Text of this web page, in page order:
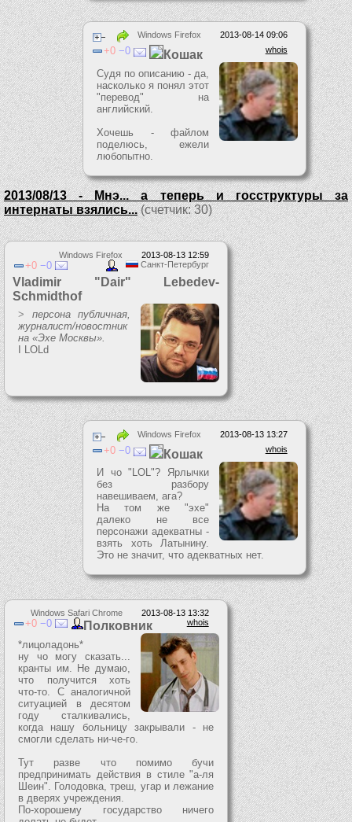
2013-08-14 09:06
Windows Firefox
whois
0 0 Кошак
Судя по описанию - да,
насколько я понял этот
"перевод" на
английский.
Хочешь - файлом
поделюсь, ежели
любопытно.
2013/08/13 - Мнэ... а теперь и госструктуры за
интернаты взялись...(счетчик: 30)
2013-08-13 12:59
Windows Firefox
Санкт-Петербург
0 0
Vladimir "Dair" Lebedev-
Schmidthof
> персона публичная,
журналист/новостник
на «Эхе Москвы».
I LOLd
2013-08-13 13:27
Windows Firefox
whois
0 0 Кошак
И чо "LOL"? Ярлычки
без разбору
навешиваем, ага?
На том же "эхе"
далеко не все
персонажи адекватны -
взять хоть Латынину.
Это не значит, что адекватных нет.
2013-08-13 13:32
Windows Safari Chrome
whois
0 0 Полковник
*лицоладонь*
ну чо могу сказать...
кранты им. Не думаю,
что получится хоть
что-то. С аналогичной
ситуацией в десятом
году сталкивались,
когда нашу больницу закрывали - не
смогли сделать ни-че-го.
Тут разве что помимо бучи
предпринимать действия в стиле "а-ля
Шеин". Голодовка, треш, угар и лежание
в дверях учреждения.
По-хорошему государство ничего